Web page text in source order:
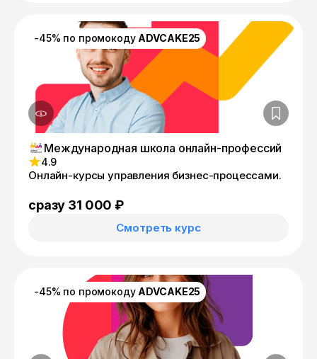
-45% по промокоду ADVCAKE25
Международная школа онлайн-профессий
4.9
Онлайн-курсы управления бизнес-процессами.
сразу 31 000 ₽
Смотреть курс
-45% по промокоду ADVCAKE25